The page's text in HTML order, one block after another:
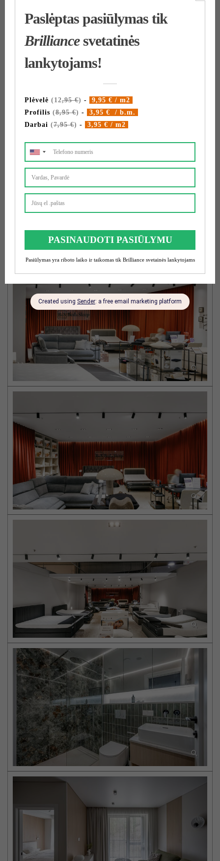
Šiame straipsnyje trumpai papasakojome apie
populiariausius lubų sprendimus ir skirtumus tarp
ypatumus bei pasikonsultavus su įvairiais
ekspertais, galime teigti, kad įtempiamos lubos tai
atskira lubų kategorija ir negali būti priskirta prie
pakabinamų lubų. Rinkitės Jums labiausiai patikusį
variantą įvertinus visus pliusus ir minusus. Tikimės,
kad mūsų apžvalga bei patarimai Jums buvo
Daugiau informacijos apie įtempiamas lubas
suteiksime telefonu+370 621 82555
Nuotraukų galerija